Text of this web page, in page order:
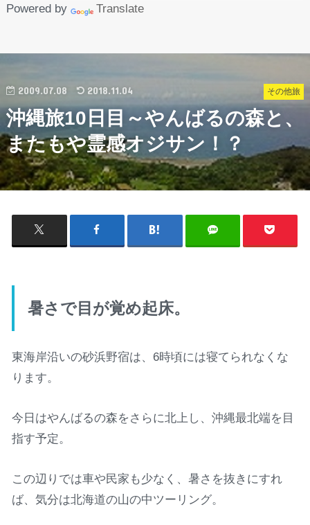
Powered by Translate
その他旅
2009.07.08 2018.11.04
沖縄旅10日目～やんばるの森と、
またもや霊感オジサン！？
暑さで目が覚め起床。
東海岸沿いの砂浜野宿は、6時頃には寝てられなくな
ります。
今日はやんばるの森をさらに北上し、沖縄最北端を目
指す予定。
この辺りでは車や民家も少なく、暑さを抜きにすれ
ば、気分は北海道の山の中ツーリング。